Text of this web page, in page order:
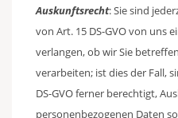
Auskunftsrecht: Sie sind
von Art. 15 DS-GVO von uns
verlangen, ob wir Sie
verarbeiten; ist dies der Fall,
DS-GVO ferner berechtigt,
personenbezogenen Daten